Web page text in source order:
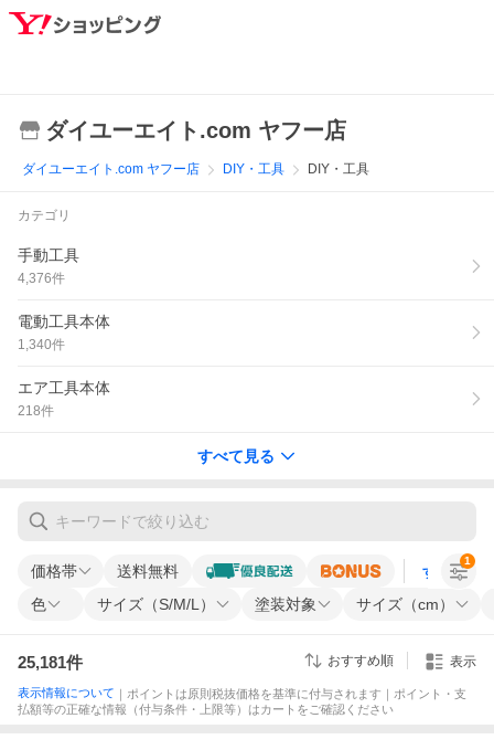
ダイユーエイト.com ヤフー店
ダイユーエイト.com ヤフー店 DIY・工具 DIY・工具
カテゴリ
手動工具
4,376件
電動工具本体
1,340件
エア工具本体
218件
すべて見る
価格帯 送料無料 すべての条
色 サイズ（S/M/L） 塗装対象 サイズ（cm）
1
25,181件 おすすめ順 表示
表示情報について ｜ポイントは原則税抜価格を基準に付与されます｜ポイント・支
払額等の正確な情報（付与条件・上限等）はカートをご確認ください